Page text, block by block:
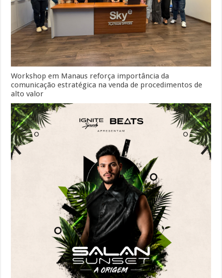
Workshop em Manaus reforça importância da
comunicação estratégica na venda de procedimentos de
alto valor